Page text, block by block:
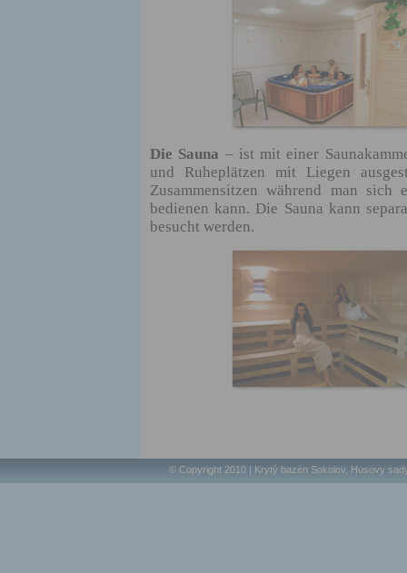
Die Sauna – ist mit einer
und Ruheplätzen mit Liegen
Zusammensitzen während man
bedienen kann. Die Sauna kann
besucht werden.
© Copyright 2010 | Krytý bazén Sokolov, Husovy